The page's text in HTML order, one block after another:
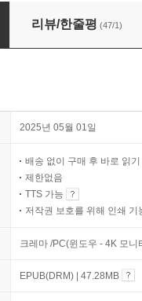
리뷰/한줄평 (47/1)
2025년 05월 01일
배송 없이 구매 후 바로 읽기
제한없음
TTS 가능
저작권 보호를 위해 인쇄 기
크레마 /PC(윈도우 - 4K 모
EPUB(DRM) | 47.28MB